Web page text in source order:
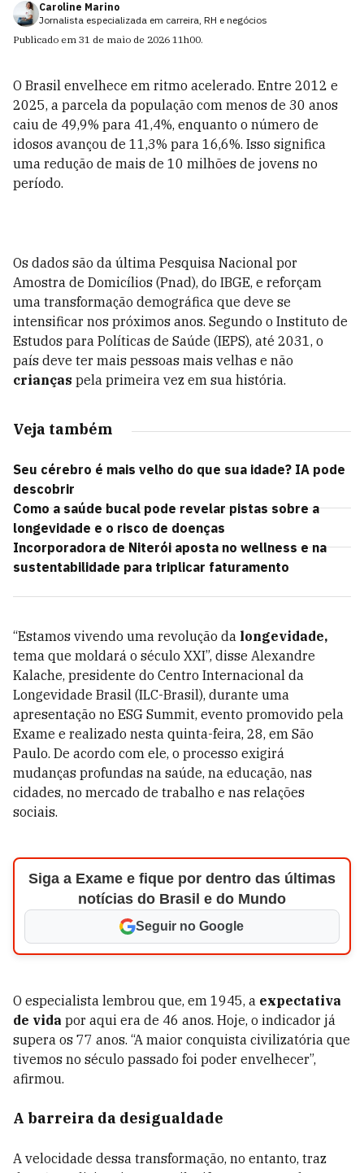
Caroline Marino
Jornalista especializada em carreira, RH e negócios
Publicado em 31 de maio de 2026 11h00.
O Brasil envelhece em ritmo acelerado. Entre 2012 e
2025, a parcela da população com menos de 30 anos
caiu de 49,9% para 41,4%, enquanto o número de
idosos avançou de 11,3% para 16,6%. Isso significa
uma redução de mais de 10 milhões de jovens no
período.
Os dados são da última Pesquisa Nacional por
Amostra de Domicílios (Pnad), do IBGE, e reforçam
uma transformação demográfica que deve se
intensificar nos próximos anos. Segundo o Instituto de
Estudos para Políticas de Saúde (IEPS), até 2031, o
país deve ter mais pessoas mais velhas e não
crianças pela primeira vez em sua história.
Veja também
Seu cérebro é mais velho do que sua idade? IA pode
descobrir
Como a saúde bucal pode revelar pistas sobre a
longevidade e o risco de doenças
Incorporadora de Niterói aposta no wellness e na
sustentabilidade para triplicar faturamento
“Estamos vivendo uma revolução da longevidade,
tema que moldará o século XXI”, disse Alexandre
Kalache, presidente do Centro Internacional da
Longevidade Brasil (ILC-Brasil), durante uma
apresentação no ESG Summit, evento promovido pela
Exame e realizado nesta quinta-feira, 28, em São
Paulo. De acordo com ele, o processo exigirá
mudanças profundas na saúde, na educação, nas
cidades, no mercado de trabalho e nas relações
sociais.
Siga a Exame e fique por dentro das últimas
notícias do Brasil e do Mundo
Seguir no Google
O especialista lembrou que, em 1945, a expectativa
de vida por aqui era de 46 anos. Hoje, o indicador já
supera os 77 anos. “A maior conquista civilizatória que
tivemos no século passado foi poder envelhecer”,
afirmou.
A barreira da desigualdade
A velocidade dessa transformação, no entanto, traz